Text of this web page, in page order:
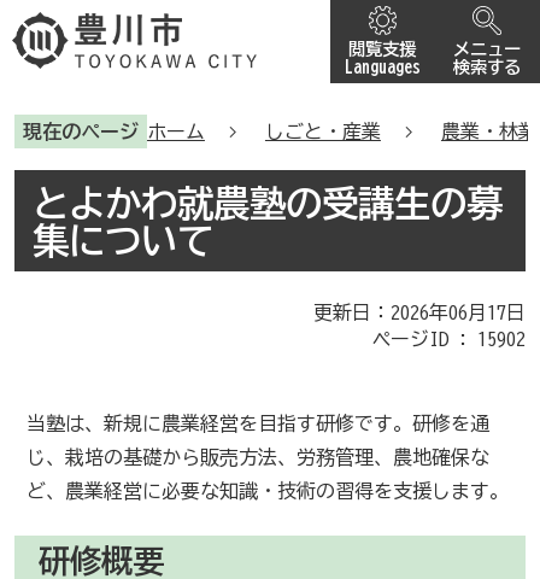
閲覧支援
Languages
メニュー
検索する
現在のページ ホーム しごと・産業 農業・林
とよかわ就農塾の受講生の募
集について
更新日：2026年06月17日
ページID : 15902
当塾は、新規に農業経営を目指す研修です。研修を通
じ、栽培の基礎から販売方法、労務管理、農地確保な
ど、農業経営に必要な知識・技術の習得を支援します。
研修概要